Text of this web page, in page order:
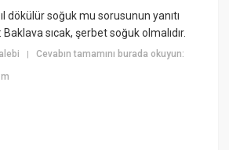
dökülür soğuk mu sorusunun yanıtı
sıcak, şerbet soğuk olmalıdır.
|Cevabın tamamını burada okuyun: